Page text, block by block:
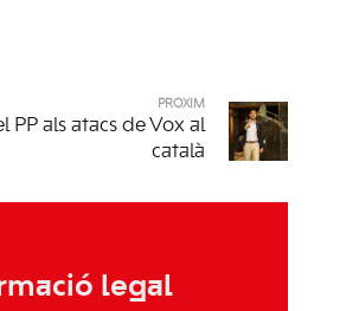
PRÒXIM
PP als atacs de Vox al
català
legal